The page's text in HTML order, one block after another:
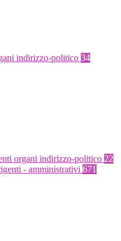
indirizzo-politico 34
organi indirizzo-politico 22
- amministrativi 671